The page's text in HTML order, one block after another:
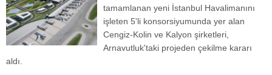
tamamlanan yeni İstanbul Havalimanını
işleten 5'li konsorsiyumunda yer alan
Cengiz-Kolin ve Kalyon şirketleri,
Arnavutluk'taki projeden çekilme kararı
aldı.